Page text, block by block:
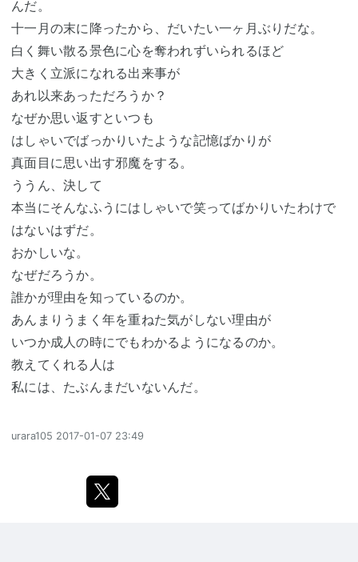
んだ。
十一月の末に降ったから、だいたい一ヶ月ぶりだな。
白く舞い散る景色に心を奪われずいられるほど
大きく立派になれる出来事が
あれ以来あっただろうか？
なぜか思い返すといつも
はしゃいでばっかりいたような記憶ばかりが
真面目に思い出す邪魔をする。
ううん、決して
本当にそんなふうにはしゃいで笑ってばかりいたわけで
はないはずだ。
おかしいな。
なぜだろうか。
誰かが理由を知っているのか。
あんまりうまく年を重ねた気がしない理由が
いつか成人の時にでもわかるようになるのか。
教えてくれる人は
私には、たぶんまだいないんだ。
urara105 2017-01-07 23:49